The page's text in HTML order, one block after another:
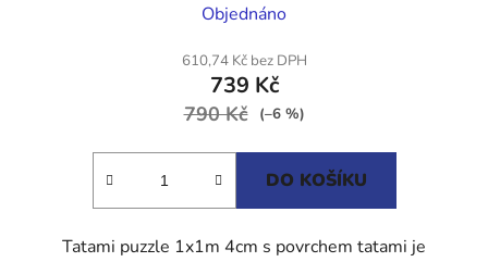
hodnocení
produktu
je
5,0
Objednáno
610,74 Kč bez DPH
739 Kč
790 Kč (–6 %)
DO KOŠÍKU
Tatami puzzle 1x1m 4cm s povrchem tatami je